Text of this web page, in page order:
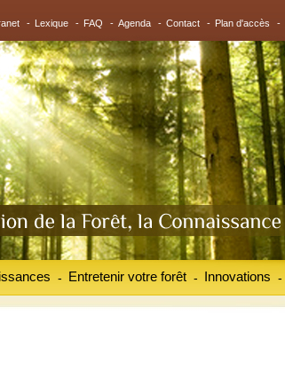
- Lexique - FAQ - Agenda - Contact - Plan d'accès -
Entretenir votre forêt
- Innovations
- -